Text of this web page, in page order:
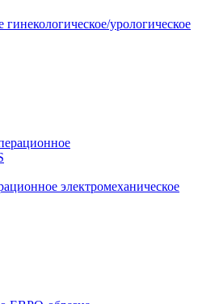
урологическое
электромеханическое